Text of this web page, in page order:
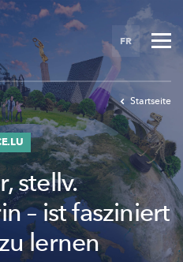
FR
Startseite
stellv.
– ist fasziniert
lernen